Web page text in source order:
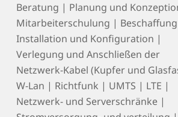
Beratung | Planung und
Mitarbeiterschulung |
Installation und Konfiguration |
Verlegung und Anschließen der
Netzwerk-Kabel (Kupfer und
W-Lan | Richtfunk | UMTS | LTE |
Netzwerk- und Serverschränke |